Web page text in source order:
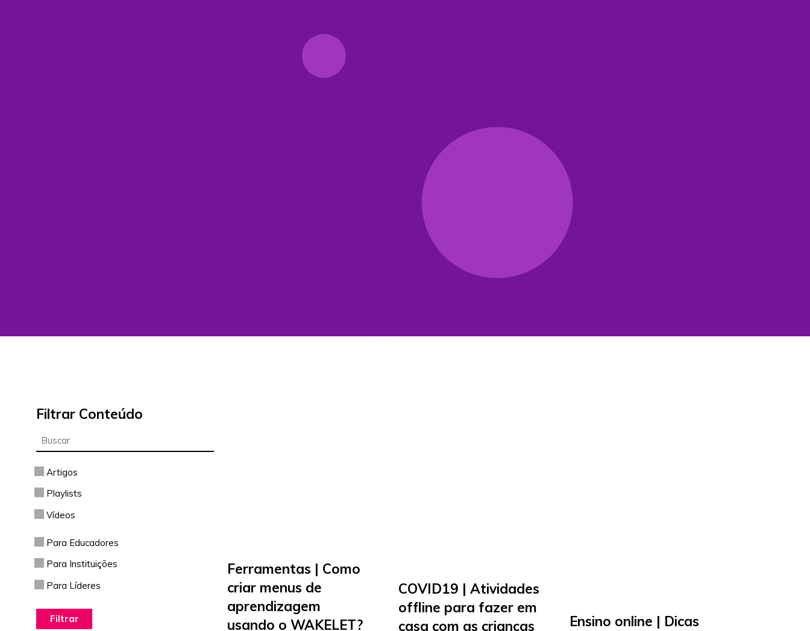
Filtrar Conteúdo
Artigos
Playlists
Vídeos
Para Educadores
Para Instituições
Para Líderes
Ferramentas | Como
criar menus de
aprendizagem
usando o WAKELET?
COVID19 | Atividades
offline para fazer em
casa com as crianças
Ensino online | Dicas